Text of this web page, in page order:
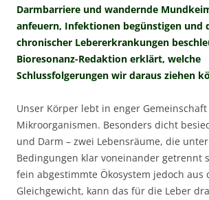
Darmbarriere und wandernde
anfeuern, Infektionen begünstigen und
chronischer Lebererkrankungen
Bioresonanz-Redaktion erklärt, welche
Schlussfolgerungen wir daraus ziehen
Unser Körper lebt in enger
Mikroorganismen. Besonders dicht
und Darm – zwei Lebensräume, die
Bedingungen klar voneinander getrennt
fein abgestimmte Ökosystem jedoch aus
Gleichgewicht, kann das für die Leber